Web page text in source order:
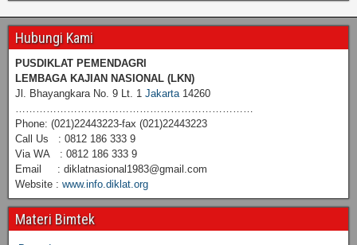
Hubungi Kami
PUSDIKLAT PEMENDAGRI
LEMBAGA KAJIAN NASIONAL (LKN)
Jl. Bhayangkara No. 9 Lt. 1 Jakarta14260
……………………………………………………………
Phone: (021)22443223-fax (021)22443223
Call Us : 0812 186 333 9
Via WA : 0812 186 333 9
Email : diklatnasional1983@gmail.com
Website : www.info.diklat.org
Materi Bimtek